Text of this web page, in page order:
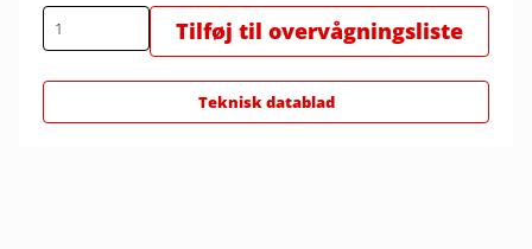
Tilføj til overvågningsliste
Teknisk datablad